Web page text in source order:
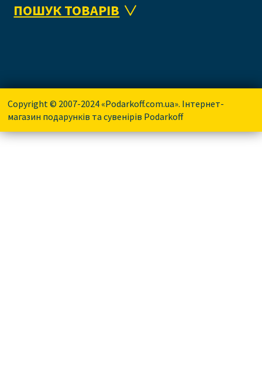
ПОШУК ТОВАРІВ
Copyright © 2007-2024 «Podarkoff.com.ua». Інтернет-
магазин подарунків та сувенірів Podarkoff